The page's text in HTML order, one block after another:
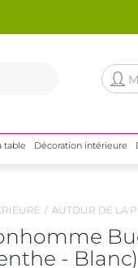
table Décoration intérieure
AUTOUR DE LA
- Blanc)